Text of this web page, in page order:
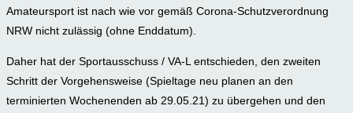
Amateursport ist nach wie vor gemäß Corona-Schutzverordnung
NRW nicht zulässig (ohne Enddatum).
Daher hat der Sportausschuss / VA-L entschieden, den zweiten
Schritt der Vorgehensweise (Spieltage neu planen an den
terminierten Wochenenden ab 29.05.21) zu übergehen und den